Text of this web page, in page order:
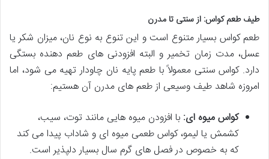
طیف طعم کواس: از سنتی تا مدرن
طعم کواس بسیار متنوع است و این تنوع به نوع نان، میزان شکر یا
عسل، مدت زمان تخمیر و البته افزودنی های طعم دهنده بستگی
دارد. کواس سنتی معمولاً با طعم پایه نان چاودار تهیه می شود، اما
امروزه شاهد طیف وسیعی از طعم های مدرن آن هستیم:
کواس میوه ای: با افزودن میوه هایی مانند توت، سیب،
کشمش یا لیمو، کواس طعمی میوه ای و شاداب پیدا می کند
که به خصوص در فصل های گرم سال بسیار دلپذیر است.